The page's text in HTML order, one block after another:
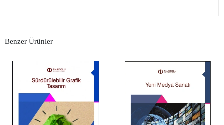
Benzer Ürünler